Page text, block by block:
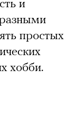
и
простых
хобби.